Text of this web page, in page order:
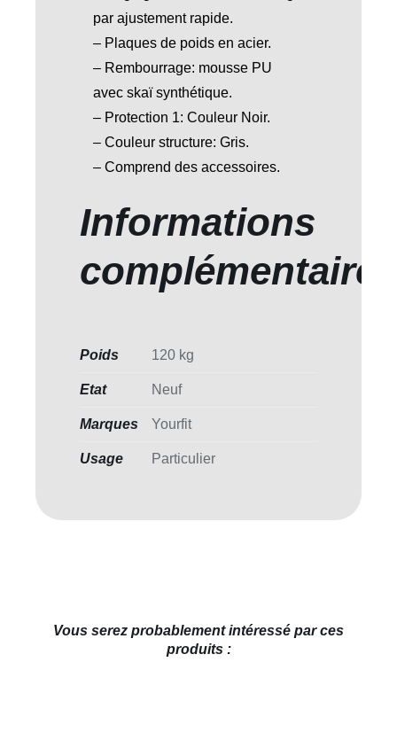
par ajustement rapide.
– Plaques de poids en acier.
– Rembourrage: mousse PU
avec skaï synthétique.
– Protection 1: Couleur Noir.
– Couleur structure: Gris.
– Comprend des accessoires.
Informations
complémentaires
Poids 120 kg
Etat Neuf
Marques Yourfit
Usage Particulier
Vous serez probablement intéressé par ces
produits :